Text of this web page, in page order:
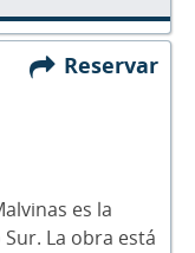
Reservar
es la
La obra está